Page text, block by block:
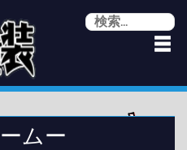
検
ムー